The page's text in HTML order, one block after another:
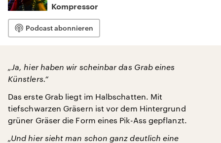
Kompressor
Podcast abonnieren
„Ja, hier haben wir scheinbar das Grab eines
Künstlers.“
Das erste Grab liegt im Halbschatten. Mit
tiefschwarzen Gräsern ist vor dem Hintergrund
grüner Gräser die Form eines Pik-Ass gepflanzt.
„Und hier sieht man schon ganz deutlich eine